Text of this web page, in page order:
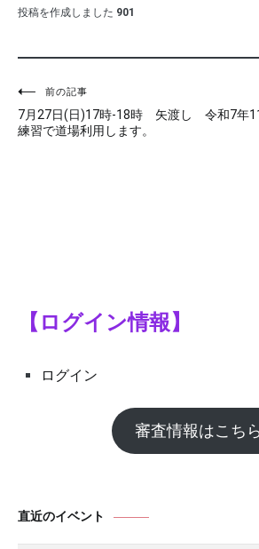
投稿を作成しました 901
投
稿
ョ
ン
前の記事
7月27日(日)17時-18時 矢渡し
練習で道場利用します。
令和7年
【ログイン情報】
ログイン
審査情報はこちら
直近のイベント